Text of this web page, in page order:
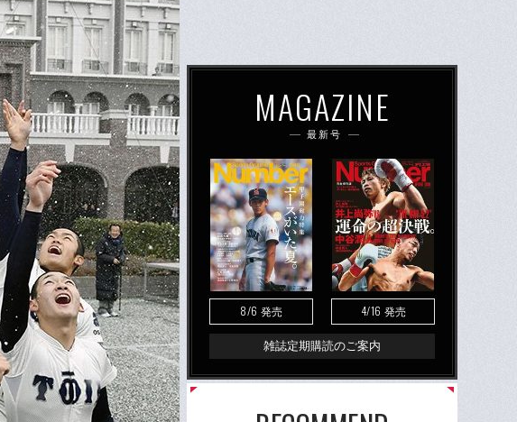
MAGAZINE
最新号
8/6 発売 4/16 発売
雑誌定期購読のご案内